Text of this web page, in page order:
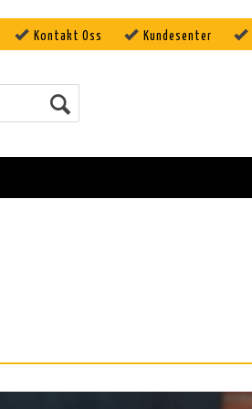
Kontakt Oss Kundesenter